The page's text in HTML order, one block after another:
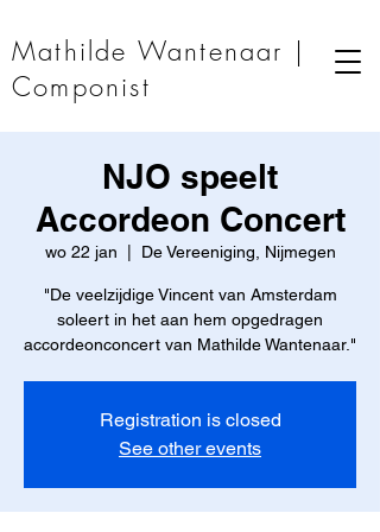
Mathilde Wantenaar |
Componist
NJO speelt
Accordeon Concert
wo 22 jan De Vereeniging, Nijmegen
"De veelzijdige Vincent van Amsterdam
soleert in het aan hem opgedragen
accordeonconcert van Mathilde Wantenaar."
Registration is closed
See other events